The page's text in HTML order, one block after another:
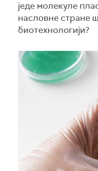
једе молекуле
насловне стране
биотехнологији?